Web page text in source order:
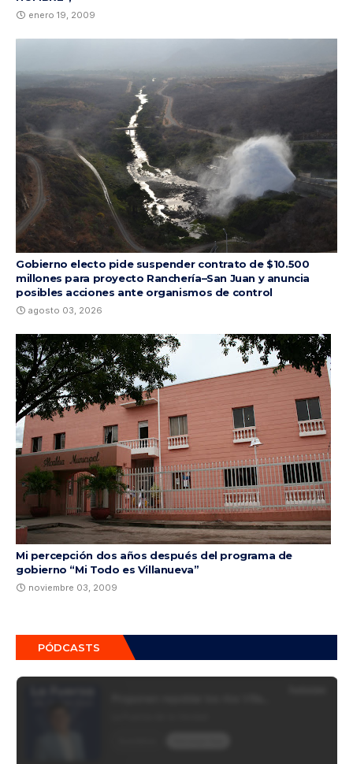
enero 19, 2009
Gobierno electo pide suspender contrato de $10.500
millones para proyecto Ranchería–San Juan y anuncia
posibles acciones ante organismos de control
agosto 03, 2026
Mi percepción dos años después del programa de
gobierno “Mi Todo es Villanueva”
noviembre 03, 2009
PÓDCASTS